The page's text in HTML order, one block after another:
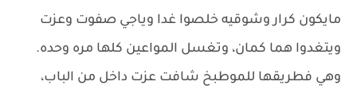
مايكون كرار وشوقيه خلصوا غدا وياجي صفوت وعزت
ويتغدوا هما كمان، وتغسل المواعين كلها مره وحده.
وهي فطريقها للموطبخ شافت عزت داخل من الباب،